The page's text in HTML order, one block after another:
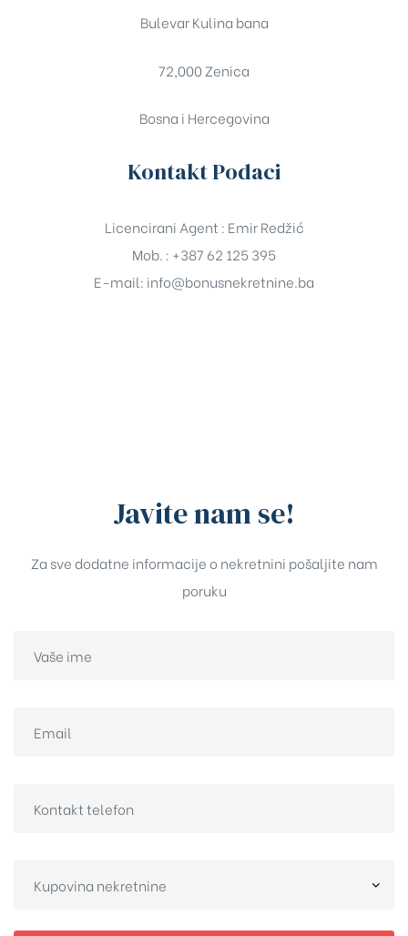
Bulevar Kulina bana
72,000 Zenica
Bosna i Hercegovina
Kontakt Podaci
Licencirani Agent : Emir Redžić
Mob. : +387 62 125 395
E-mail: info@bonusnekretnine.ba
Javite nam se!
Za sve dodatne informacije o nekretnini pošaljite nam
poruku